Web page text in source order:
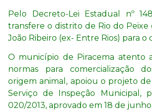
Pelo Decreto-Lei Estadual nº
transfere o distrito de Rio do
João Ribeiro (ex- Entre Rios) para o
O município de Piracema atento
normas para comercialização
origem animal, apoiou o projeto
Serviço de Inspeção Municipal,
020/2013, aprovado em 18 de junho